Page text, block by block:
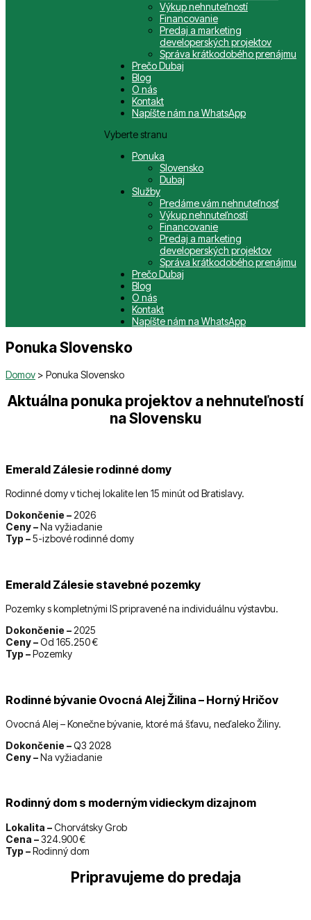
Výkup nehnuteľností
Financovanie
Predaj a marketing
developerských projektov
Správa krátkodobého prenájmu
Prečo Dubaj
Blog
O nás
Kontakt
Napíšte nám na WhatsApp
Vyberte stranu
Ponuka
Slovensko
Dubaj
Služby
Predáme vám nehnuteľnosť
Výkup nehnuteľností
Financovanie
Predaj a marketing
developerských projektov
Správa krátkodobého prenájmu
Prečo Dubaj
Blog
O nás
Kontakt
Napíšte nám na WhatsApp
Ponuka Slovensko
Domov > Ponuka Slovensko
Aktuálna ponuka projektov a nehnuteľností
na Slovensku
Emerald Zálesie rodinné domy
Rodinné domy v tichej lokalite len 15 minút od Bratislavy.
Dokončenie –2026
Ceny –Na vyžiadanie
Typ –5-izbové rodinné domy
Emerald Zálesie stavebné pozemky
Pozemky s kompletnými IS pripravené na individuálnu výstavbu.
Dokončenie – 2025
Ceny –Od 165.250 €
Typ –Pozemky
Rodinné bývanie Ovocná Alej Žilina – Horný Hričov
Ovocná Alej – Konečne bývanie, ktoré má šťavu, neďaleko Žiliny.
Dokončenie –Q3 2028
Ceny –Na vyžiadanie
Rodinný dom s moderným vidieckym dizajnom
Lokalita –Chorvátsky Grob
Cena –324.900 €
Typ –Rodinný dom
Pripravujeme do predaja